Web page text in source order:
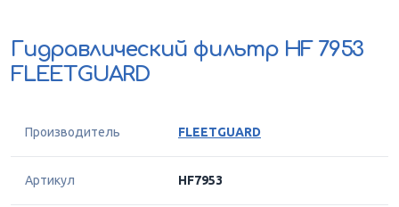
Гидравлический фильтр HF 7953
FLEETGUARD
Производитель FLEETGUARD
Артикул HF7953